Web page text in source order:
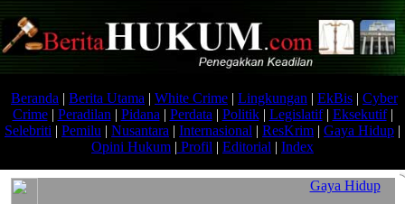
Beranda | Berita Utama | White Crime | Lingkungan | EkBis | Cyber
Crime| Peradilan | Pidana | Perdata | Politik| Legislatif| Eksekutif|
Selebriti | Pemilu | Nusantara | Internasional | ResKrim | Gaya Hidup |
Opini Hukum | Profil | Editorial | Index
Gaya Hidup